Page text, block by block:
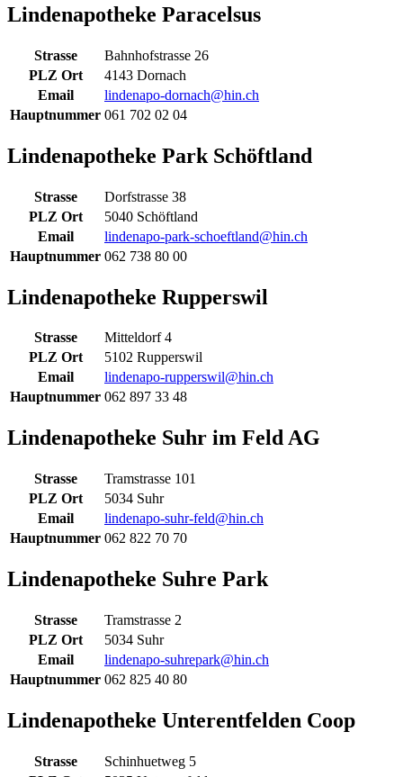
Lindenapotheke Paracelsus
Strasse
Bahnhofstrasse 26
PLZ Ort
4143 Dornach
Email
lindenapo-dornach@hin.ch
Hauptnummer 061 702 02 04
Lindenapotheke Park Schöftland
Strasse
Dorfstrasse 38
PLZ Ort
5040 Schöftland
Email
lindenapo-park-schoeftland@hin.ch
Hauptnummer 062 738 80 00
Lindenapotheke Rupperswil
Strasse
Mitteldorf 4
PLZ Ort
5102 Rupperswil
Email
lindenapo-rupperswil@hin.ch
Hauptnummer 062 897 33 48
Lindenapotheke Suhr im Feld AG
Strasse
Tramstrasse 101
PLZ Ort
5034 Suhr
Email
lindenapo-suhr-feld@hin.ch
Hauptnummer 062 822 70 70
Lindenapotheke Suhre Park
Strasse
Tramstrasse 2
PLZ Ort
5034 Suhr
Email
lindenapo-suhrepark@hin.ch
Hauptnummer 062 825 40 80
Lindenapotheke Unterentfelden Coop
Strasse
Schinhuetweg 5